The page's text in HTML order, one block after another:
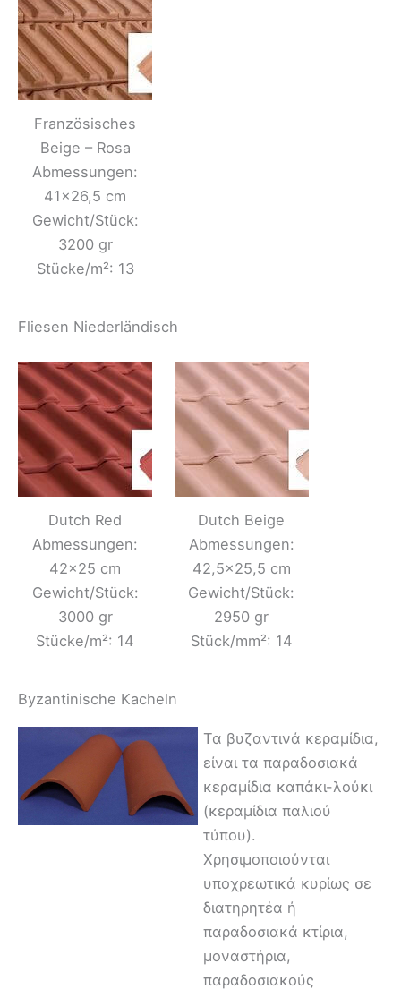
Französisches
Beige – Rosa
Abmessungen:
41×26,5 cm
Gewicht/Stück:
3200 gr
Stücke/m²: 13
Fliesen Niederländisch
Dutch Red
Abmessungen:
42×25 cm
Gewicht/Stück:
3000 gr
Stücke/m²: 14
Dutch Beige
Abmessungen:
42,5×25,5 cm
Gewicht/Stück:
2950 gr
Stück/mm²: 14
Byzantinische Kacheln
Τα βυζαντινά κεραμίδια,
είναι τα παραδοσιακά
κεραμίδια καπάκι-λούκι
(κεραμίδια παλιού
τύπου).
Χρησιμοποιούνται
υποχρεωτικά κυρίως σε
διατηρητέα ή
παραδοσιακά κτίρια,
μοναστήρια,
παραδοσιακούς